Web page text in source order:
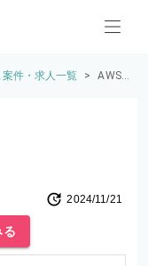
件・求人一覧 >
AWS
2024/11/21
る